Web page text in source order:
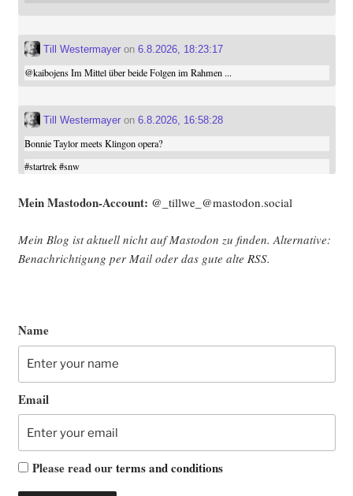
Till Westermayeron 6.8.2026, 18:23:17
@kaibojensIm Mittel über beide Folgen im Rahmen ...
Till Westermayeron 6.8.2026, 16:58:28
Bonnie Taylor meets Klingon opera?
#startrek #snw
Mein Mast­o­don-Account: @_tillwe_@mastodon.social
Mein Blog ist aktu­ell nicht auf Mast­o­don zu fin­den. Alter­na­ti­ve:
Benach­rich­ti­gung per Mail oder das gute alte RSS.
Name
Email
Please read ourterms and conditions